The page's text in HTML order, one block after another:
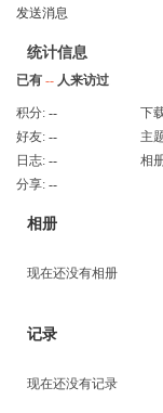
发送消息
统计信息
已有 -- 人来访过
积分: -- 下
好友: -- 主
日志: -- 相
分享: --
相册
现在还没有相册
记录
现在还没有记录